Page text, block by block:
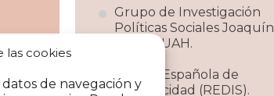
las cookies
de navegación y
Grupo de Investigación
Políticas Sociales Joaquín
Costa – UAH.
Revista Española de
Discapacidad (REDIS).